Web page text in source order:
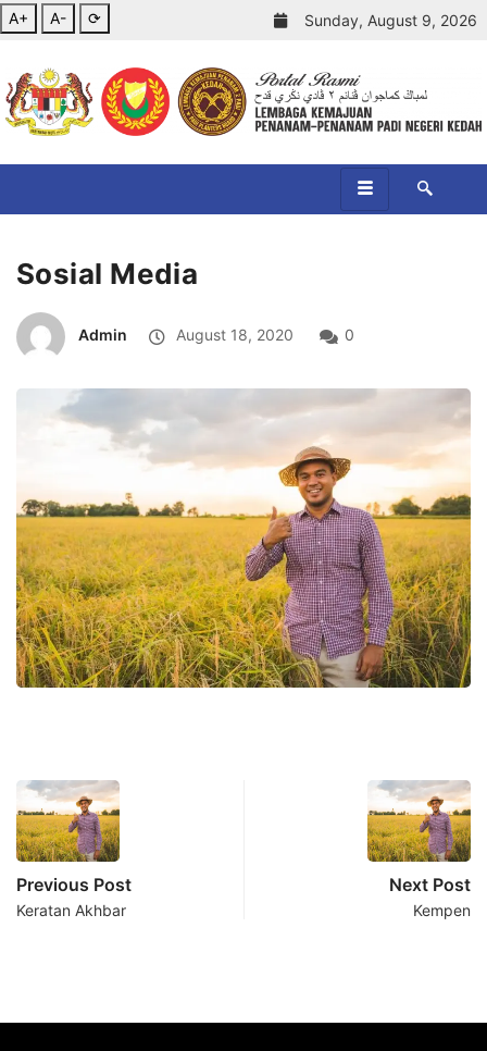
A+ A- ⟳ Sunday, August 9, 2026
Sosial Media
Admin August 18, 2020 0
Previous Post
Keratan Akhbar
Next Post
Kempen